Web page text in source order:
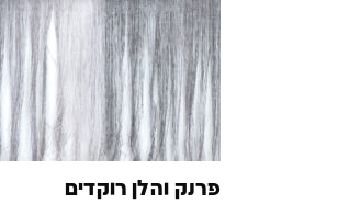
פרנק והלן רוקדים